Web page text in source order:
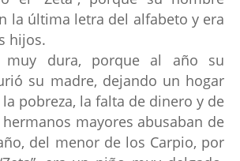
la última letra del alfabeto y era
hijos.
muy dura, porque al año su
su madre, dejando un hogar
pobreza, la falta de dinero y de
mayores abusaban de
del menor de los Carpio, por